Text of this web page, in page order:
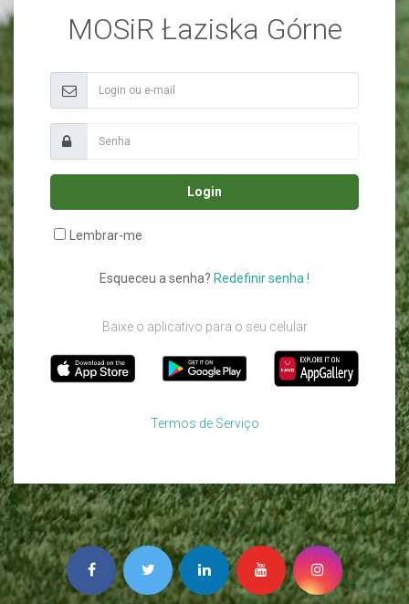
MOSiR Łaziska Górne
Login
Lembrar-me
Esqueceu a senha? Redefinir senha !
Baixe o aplicativo para o seu celular
Termos de Serviço